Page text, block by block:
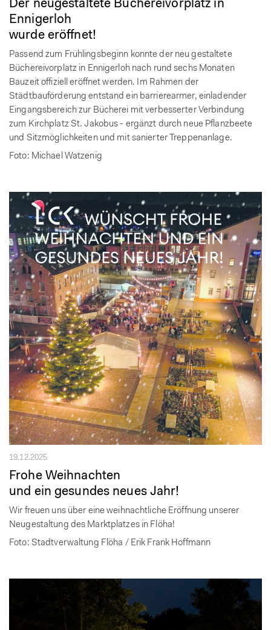
Der neugestaltete Büchereivorplatz in
Ennigerloh
wurde eröffnet!
Passend zum Frühlingsbeginn konnte der neu gestaltete
Büchereivorplatz in Ennigerloh nach rund sechs Monaten
Bauzeit offiziell eröffnet werden. Im Rahmen der
Städtbauförderung entstand ein barrierearmer, einladender
Eingangsbereich zur Bücherei mit verbesserter Verbindung
zum Kirchplatz St. Jakobus - ergänzt durch neue Pflanzbeete
und Sitzmöglichkeiten und mit sanierter Treppenanlage.
Foto: Michael Watzenig
19.12.2025
Frohe Weihnachten
und ein gesundes neues Jahr!
Wir freuen uns über eine weihnachtliche Eröffnung unserer
Neugestaltung des Marktplatzes in Flöha!
Foto: Stadtverwaltung Flöha / Erik Frank Hoffmann